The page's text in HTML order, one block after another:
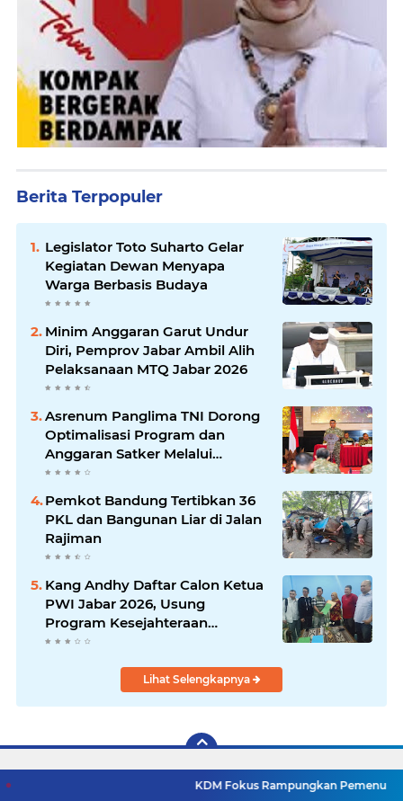
Berita Terpopuler
Legislator Toto Suharto Gelar
Kegiatan Dewan Menyapa
Warga Berbasis Budaya
Minim Anggaran Garut Undur
Diri, Pemprov Jabar Ambil Alih
Pelaksanaan MTQ Jabar 2026
Asrenum Panglima TNI Dorong
Optimalisasi Program dan
Anggaran Satker Melalui
Evaluasi Kinerja
Pemkot Bandung Tertibkan 36
PKL dan Bangunan Liar di Jalan
Rajiman
Kang Andhy Daftar Calon Ketua
PWI Jabar 2026, Usung
Program Kesejahteraan
Wartawan hingga Peluang Kerja
Lihat Selengkapnya
KDM Fokus Rampungkan Pemenuhan Layanan